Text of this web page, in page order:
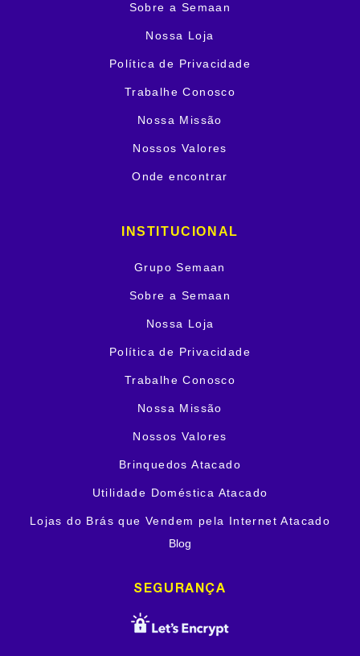
Sobre a Semaan
Nossa Loja
Política de Privacidade
Trabalhe Conosco
Nossa Missão
Nossos Valores
Onde encontrar
INSTITUCIONAL
Grupo Semaan
Sobre a Semaan
Nossa Loja
Política de Privacidade
Trabalhe Conosco
Nossa Missão
Nossos Valores
Brinquedos Atacado
Utilidade Doméstica Atacado
Lojas do Brás que Vendem pela Internet Atacado
Blog
SEGURANÇA